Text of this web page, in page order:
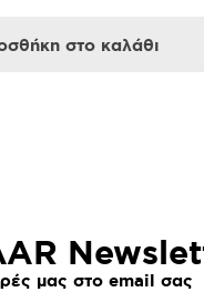
στο καλάθι
μας στο email σας